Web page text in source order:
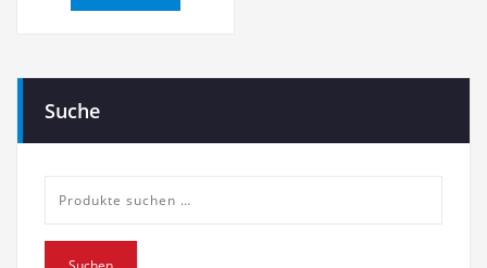
Suche
nach: